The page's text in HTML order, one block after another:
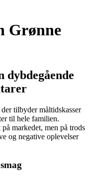
Grønne
dybdegående
tilbyder måltidskasser
til hele familien.
markedet, men på trods
og negative oplevelser